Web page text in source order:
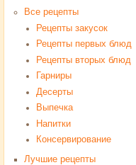
Все рецепты
Рецепты закусок
Рецепты первых блюд
Рецепты вторых блюд
Гарниры
Десерты
Выпечка
Напитки
Консервирование
Лучшие рецепты